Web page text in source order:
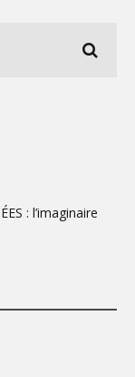
: l’imaginaire